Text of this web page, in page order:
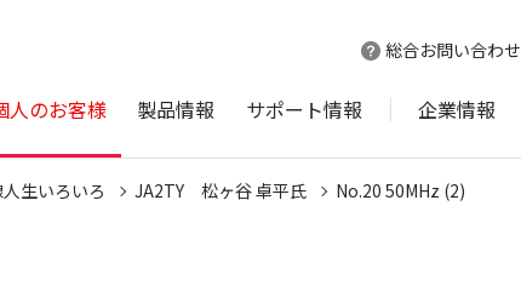
総合お問い合わせ
人のお客様 製品情報 サポート情報 企業情報
生いろいろ JA2TY 松ヶ谷 卓平氏 No.20 50MHz (2)